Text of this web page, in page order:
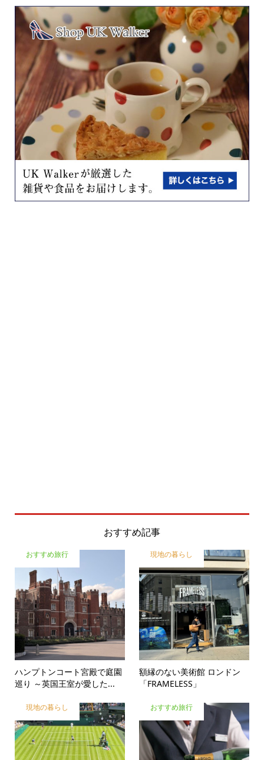
おすすめ記事
おすすめ旅行
ハンプトンコート宮殿で庭園
巡り ～英国王室が愛した...
現地の暮らし
額縁のない美術館 ロンドン
「FRAMELESS」
現地の暮らし おすすめ旅行